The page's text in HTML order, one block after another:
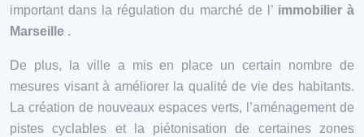
important dans la régulation du marché de l’ immobilier à
Marseille .
De plus, la ville a mis en place un certain nombre de
mesures visant à améliorer la qualité de vie des habitants.
La création de nouveaux espaces verts, l’aménagement de
pistes cyclables et la piétonisation de certaines zones